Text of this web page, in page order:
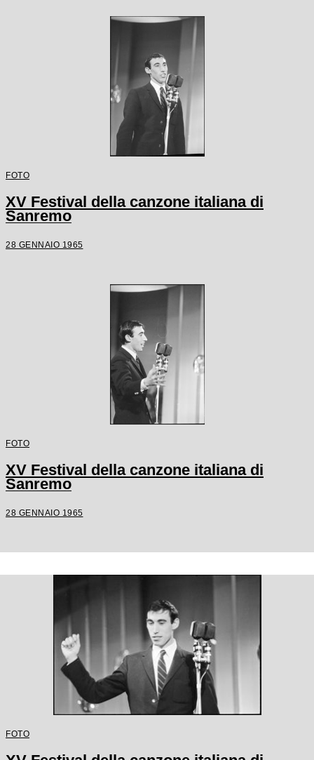
FOTO
XV Festival della canzone italiana di
Sanremo
28 GENNAIO 1965
FOTO
XV Festival della canzone italiana di
Sanremo
28 GENNAIO 1965
FOTO